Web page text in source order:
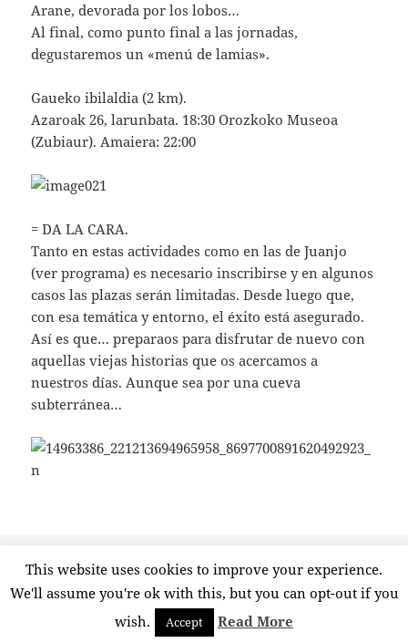
Arane, devorada por los lobos…
Al final, como punto final a las jornadas,
degustaremos un «menú de lamias».
Gaueko ibilaldia (2 km).
Azaroak 26, larunbata. 18:30 Orozkoko Museoa
(Zubiaur). Amaiera: 22:00
= DA LA CARA.
Tanto en estas actividades como en las de Juanjo
(ver programa) es necesario inscribirse y en algunos
casos las plazas serán limitadas. Desde luego que,
con esa temática y entorno, el éxito está asegurado.
Así es que… preparaos para disfrutar de nuevo con
aquellas viejas historias que os acercamos a
nuestros días. Aunque sea por una cueva
subterránea…
el
Garaigorta,Gizotso,Orozko,Trangatx,Txakurpozu
Funciona gracias a WordPress
This website uses cookies to improve your experience.
We'll assume you're ok with this, but you can opt-out if you
wish.
Accept Read More